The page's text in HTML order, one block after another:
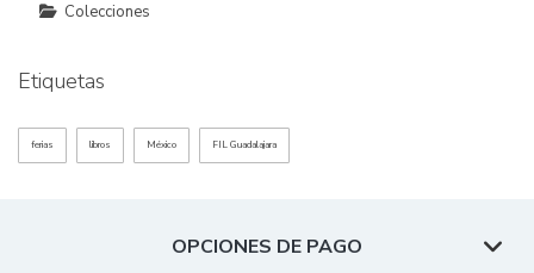
Colecciones
Etiquetas
ferias libros México FIL Guadalajara
OPCIONES DE PAGO